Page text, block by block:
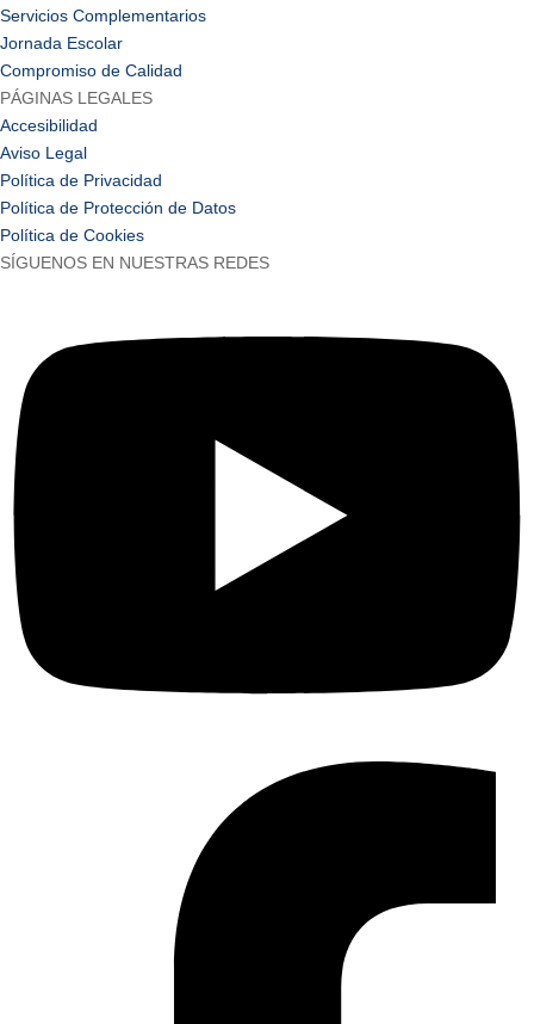
Servicios Complementarios
Jornada Escolar
Compromiso de Calidad
PÁGINAS LEGALES
Accesibilidad
Aviso Legal
Política de Privacidad
Política de Protección de Datos
Política de Cookies
SÍGUENOS EN NUESTRAS REDES